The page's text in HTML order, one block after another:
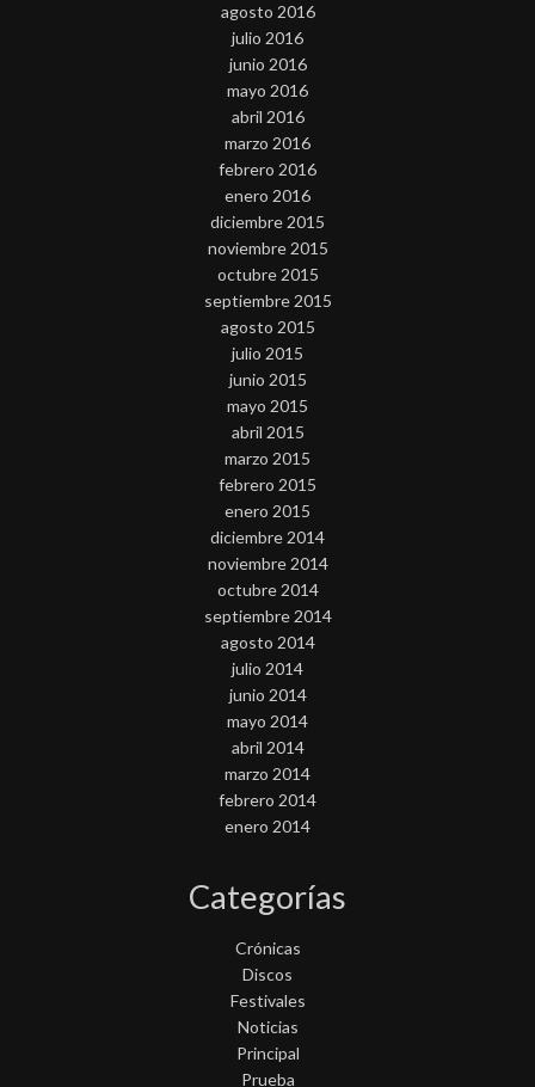
agosto 2016
julio 2016
junio 2016
mayo 2016
abril 2016
marzo 2016
febrero 2016
enero 2016
diciembre 2015
noviembre 2015
octubre 2015
septiembre 2015
agosto 2015
julio 2015
junio 2015
mayo 2015
abril 2015
marzo 2015
febrero 2015
enero 2015
diciembre 2014
noviembre 2014
octubre 2014
septiembre 2014
agosto 2014
julio 2014
junio 2014
mayo 2014
abril 2014
marzo 2014
febrero 2014
enero 2014
Categorías
Crónicas
Discos
Festivales
Noticias
Principal
Prueba